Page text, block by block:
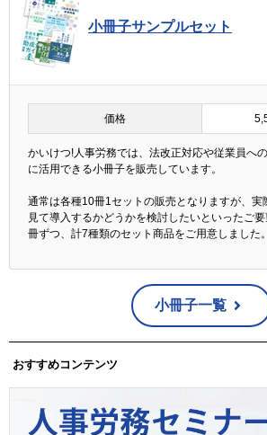
小冊子サンプルセット
価格
かいけつ!人事労務では、法改正対応や従業員へ
に活用できる小冊子を販売しています。
通常は各種10冊1セットの販売となりますが、実
見て導入するかどうかを検討したいといったご
冊ずつ、計7種類のセット商品をご用意しました。
小冊子一覧
おすすめコンテンツ